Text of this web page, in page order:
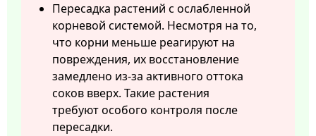
Пересадка растений с ослабленной
корневой системой. Несмотря на то,
что корни меньше реагируют на
повреждения, их восстановление
замедлено из-за активного оттока
соков вверх. Такие растения
требуют особого контроля после
пересадки.